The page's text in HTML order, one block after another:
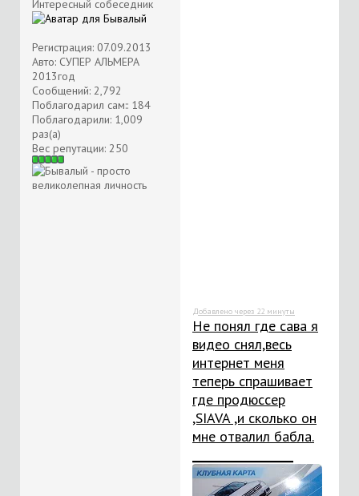
Интересный собеседник
Регистрация: 07.09.2013
Авто: СУПЕР АЛЬМЕРА
2013год
Сообщений: 2,792
Поблагодарил сам:: 184
Поблагодарили: 1,009
раз(а)
Вес репутации: 250
Добавлено через 22 минуты
Не понял где сава я
видео снял,весь
интернет меня
теперь спрашивает
где продюссер
,SIAVA ,и сколько он
мне отвалил бабла.